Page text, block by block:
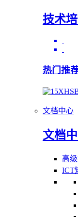
技术
热门推
文档中心
文档
高
ICT